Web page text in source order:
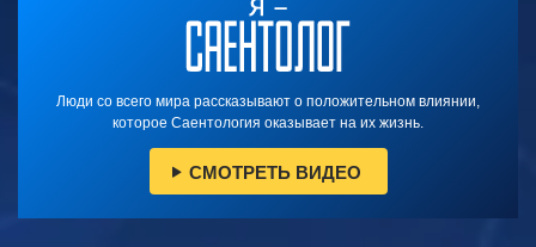
Люди со всего мира рассказывают о положительном влиянии,
которое Саентология оказывает на их жизнь.
СМОТРЕТЬ ВИДЕО